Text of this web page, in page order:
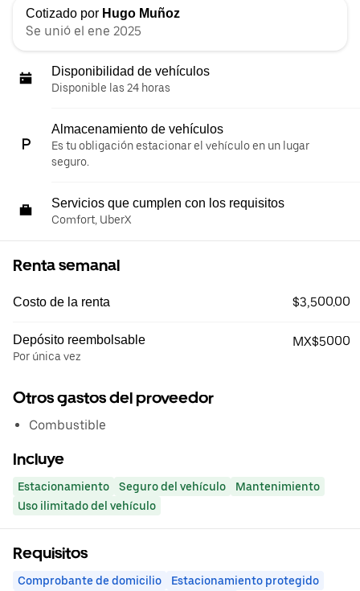
Cotizado por Hugo Muñoz
Se unió el ene 2025
Disponibilidad de vehículos
Disponible las 24 horas
Almacenamiento de vehículos
Es tu obligación estacionar el vehículo en un lugar
seguro.
Servicios que cumplen con los requisitos
Comfort, UberX
Renta semanal
Costo de la renta $3,500.00
Depósito reembolsable
Por única vez
MX$5000
Otros gastos del proveedor
Combustible
Incluye
Estacionamiento Seguro del vehículo
Mantenimiento
Uso ilimitado del vehículo
Requisitos
Comprobante de domicilio
Estacionamiento protegido